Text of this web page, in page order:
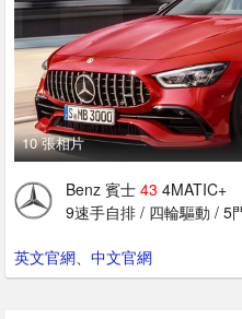
10 張相片
Benz 賓士 43 4MATIC+
9速手自排 / 四輪驅動 / 5
英文官網 中文官網